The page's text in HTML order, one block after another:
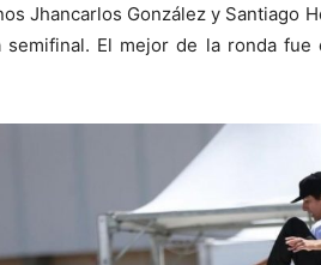
Jhancarlos González y
El mejor de la ronda